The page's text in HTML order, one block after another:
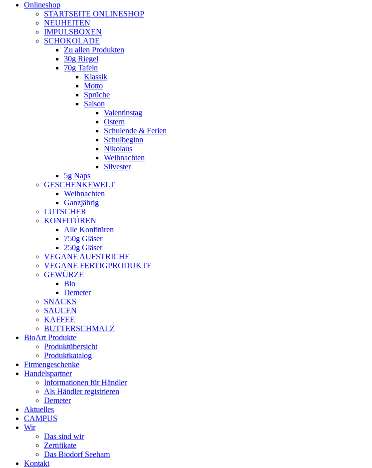
Onlineshop
STARTSEITE ONLINESHOP
NEUHEITEN
IMPULSBOXEN
SCHOKOLADE
Zu allen Produkten
30g Riegel
70g Tafeln
Klassik
Motto
Sprüche
Saison
Valentinstag
Ostern
Schulende & Ferien
Schulbeginn
Nikolaus
Weihnachten
Silvester
5g Naps
GESCHENKEWELT
Weihnachten
Ganzjährig
LUTSCHER
KONFITÜREN
Alle Konfitüren
750g Gläser
250g Gläser
VEGANE AUFSTRICHE
VEGANE FERTIGPRODUKTE
GEWÜRZE
Bio
Demeter
SNACKS
SAUCEN
KAFFEE
BUTTERSCHMALZ
BioArt Produkte
Produktübersicht
Produktkatalog
Firmengeschenke
Handelspartner
Informationen für Händler
Als Händler registrieren
Demeter
Aktuelles
CAMPUS
Wir
Das sind wir
Zertifikate
Das Biodorf Seeham
Kontakt